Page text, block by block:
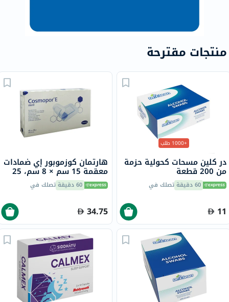
منتجات مقترحة
+1000 طلب
در كلين مسحات كحولية حزمة
من 200 قطعة
60 دقيقة تصلك في
11
هارتمان كوزموبور إي ضمادات
معقمة 15 سم × 8 سم، 25
قطعة 60 دقيقة تصلك في
34.75